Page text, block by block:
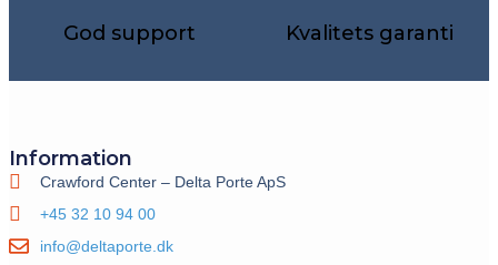
God support Kvalitets garanti
Information
Crawford Center – Delta Porte ApS
+45 32 10 94 00
info@deltaporte.dk